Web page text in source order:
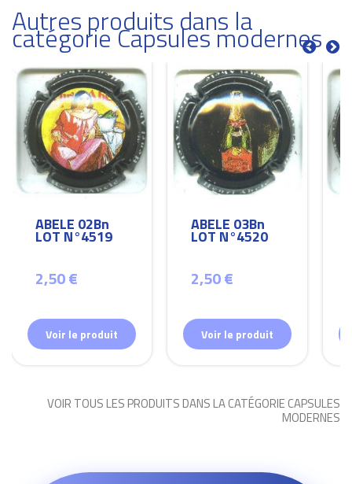
Autres produits dans la
catégorie Capsules modernes
ABELE 02Bn
LOT N°4519
2,50 €
Voir le produit
ABELE 03Bn
LOT N°4520
2,50 €
Voir le produit
VOIR TOUS LES PRODUITS DANS LA CATÉGORIE CAPSULES
MODERNES